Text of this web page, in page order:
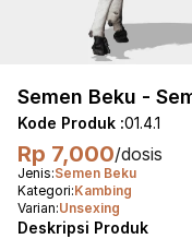
Semen Beku -
Kode Produk :01.4.1
Rp 7,000/dosis
Jenis:Semen Beku
Kategori:Kambing
Varian:Unsexing
Deskripsi Produk